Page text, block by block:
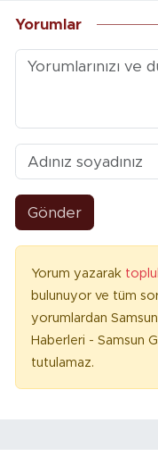
Yorumlar
Gönder
Yorum yazarak
bulunuyor ve tüm
yorumlardan
Haberleri - Samsun
tutulamaz.